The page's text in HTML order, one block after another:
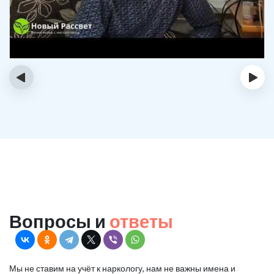
‹ ›
Вопросы и ответы
Мы не ставим на учёт к наркологу, нам не важны имена и